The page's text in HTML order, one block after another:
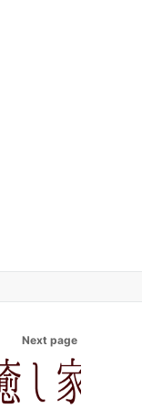
Next page